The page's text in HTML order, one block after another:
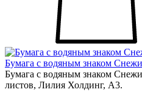
Бумага с водяным знаком
Бумага с водяным знаком
листов, Лилия Холдинг, А3.